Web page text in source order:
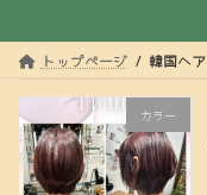
ッ
移
トップページ 韓国ヘア
カラー